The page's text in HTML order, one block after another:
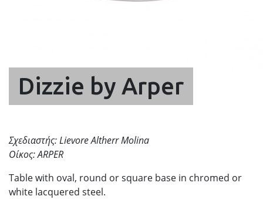
Dizzie by Arper
Σχεδιαστής:Lievore Altherr Molina
Οίκος: ARPER
Table with oval, round or square base in chromed or
white lacquered steel.